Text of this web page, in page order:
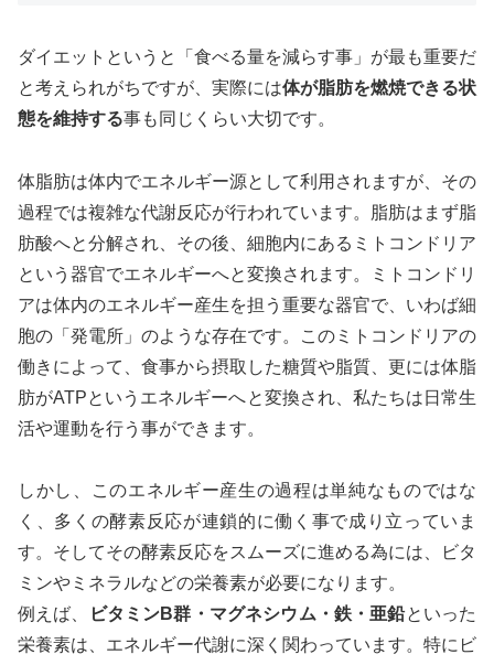
ダイエットというと「食べる量を減らす事」が最も重要だ
と考えられがちですが、実際には体が脂肪を燃焼できる状
態を維持する事も同じくらい大切です。
体脂肪は体内でエネルギー源として利用されますが、その
過程では複雑な代謝反応が行われています。脂肪はまず脂
肪酸へと分解され、その後、細胞内にあるミトコンドリア
という器官でエネルギーへと変換されます。ミトコンドリ
アは体内のエネルギー産生を担う重要な器官で、いわば細
胞の「発電所」のような存在です。このミトコンドリアの
働きによって、食事から摂取した糖質や脂質、更には体脂
肪がATPというエネルギーへと変換され、私たちは日常生
活や運動を行う事ができます。
しかし、このエネルギー産生の過程は単純なものではな
く、多くの酵素反応が連鎖的に働く事で成り立っていま
す。そしてその酵素反応をスムーズに進める為には、ビタ
ミンやミネラルなどの栄養素が必要になります。
例えば、
ビタミンB群・マグネシウム・鉄・亜鉛といった
栄養素は、エネルギー代謝に深く関わっています。特にビ